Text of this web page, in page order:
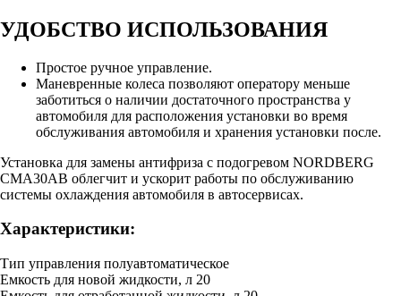
УДОБСТВО ИСПОЛЬЗОВАНИЯ
Простое ручное управление.
Маневренные колеса позволяют оператору меньше
заботиться о наличии достаточного пространства у
автомобиля для расположения установки во время
обслуживания автомобиля и хранения установки после.
Установка для замены антифриза с подогревом NORDBERG
CMA30AB облегчит и ускорит работы по обслуживанию
системы охлаждения автомобиля в автосервисах.
Характеристики:
Тип управления полуавтоматическое
Емкость для новой жидкости, л 20